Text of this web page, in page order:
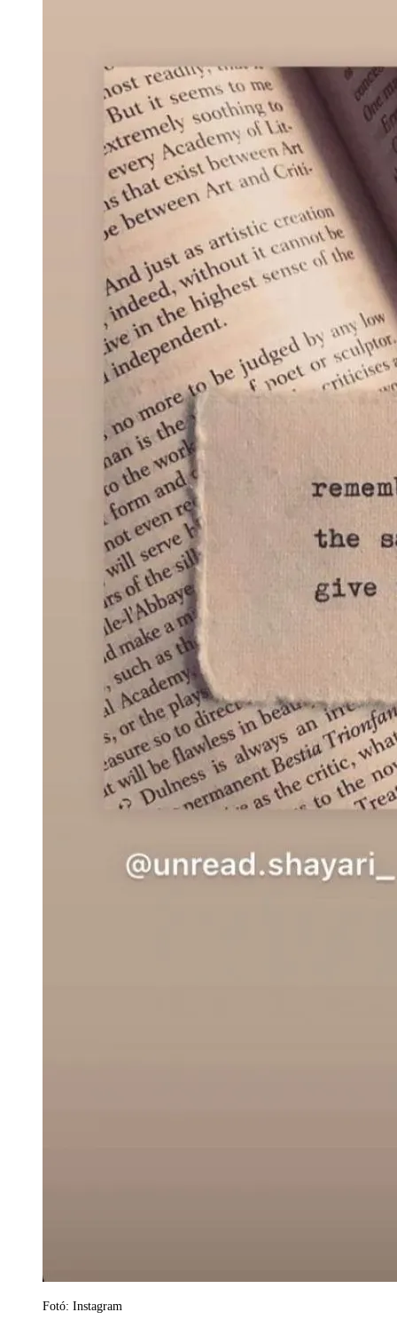
Fotó: Instagram